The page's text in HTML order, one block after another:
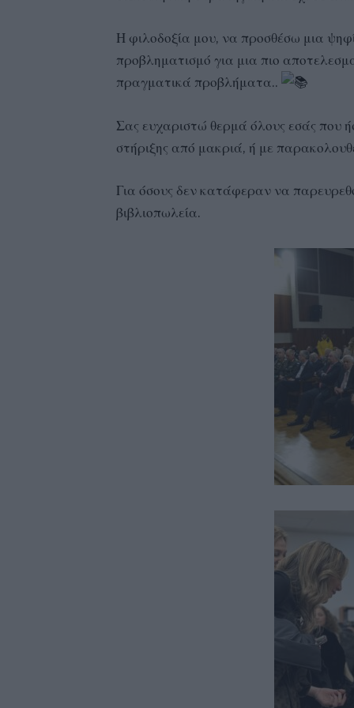
Η φιλοδοξία μου, να προσθέσω μια
προβληματισμό για μια πιο
πραγματικά προβλήματα..
Σας ευχαριστώ θερμά όλους εσάς που
στήριξης από μακριά, ή με
Για όσους δεν κατάφεραν να
βιβλιοπωλεία.